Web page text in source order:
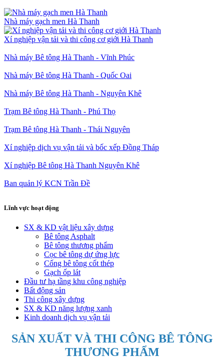
Nhà máy gạch men Hà Thanh
Xí nghiệp vận tải và thi công cơ giới Hà Thanh
Nhà máy Bê tông Hà Thanh - Vĩnh Phúc
Nhà máy Bê tông Hà Thanh - Quốc Oai
Nhà máy Bê tông Hà Thanh - Nguyên Khê
Trạm Bê tông Hà Thanh - Phú Thọ
Trạm Bê tông Hà Thanh - Thái Nguyên
Xí nghiệp dịch vụ vận tải và bốc xếp Đồng Tháp
Xí nghiệp Bê tông Hà Thanh Nguyên Khê
Ban quản lý KCN Trần Đề
Lĩnh vực hoạt động
SX & KD vật liệu xây dựng
Bê tông Asphalt
Bê tông thương phẩm
Cọc bê tông dự ứng lực
Cống bê tông cốt thép
Gạch ốp lát
Đầu tư hạ tầng khu công nghiệp
Bất động sản
Thi công xây dựng
SX & KD năng lượng xanh
Kinh doanh dịch vụ vận tải
SẢN XUẤT VÀ THI CÔNG BÊ TÔNG
THƯƠNG PHẨM